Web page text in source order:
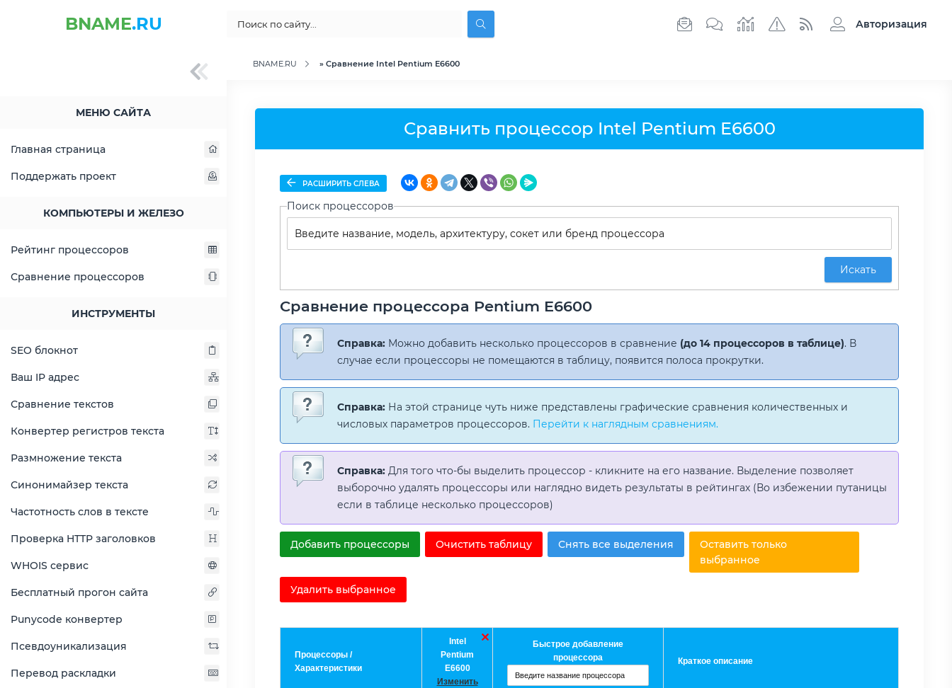
BNAME.RU Авторизация
МЕНЮ САЙТА
Главная страница
Поддержать проект
КОМПЬЮТЕРЫ И ЖЕЛЕЗО
Рейтинг процессоров
Сравнение процессоров
ИНСТРУМЕНТЫ
SEO блокнот
Ваш IP адрес
Сравнение текстов
Конвертер регистров текста
Размножение текста
Синонимайзер текста
Частотность слов в тексте
Проверка HTTP заголовков
WHOIS сервис
Бесплатный прогон сайта
Punycode конвертер
Псевдоуникализация
Перевод раскладки
BNAME.RU » Сравнение Intel Pentium E6600
Сравнить процессор Intel Pentium E6600
РАСШИРИТЬ СЛЕВА
Поиск процессоров
Искать
Сравнение процессора Pentium E6600
Справка: Можно добавить несколько процессоров в сравнение (до 14 процессоров в таблице). В
случае если процессоры не помещаются в таблицу, появится полоса прокрутки.
Справка: На этой странице чуть ниже представлены графические сравнения количественных и
числовых параметров процессоров. Перейти к наглядным сравнениям.
Справка: Для того что-бы выделить процессор - кликните на его название. Выделение позволяет
выборочно удалять процессоры или наглядно видеть результаты в рейтингах (Во избежении путаницы
если в таблице несколько процессоров)
Добавить процессоры Очистить таблицу Снять все выделения
Оставить только
выбранное
Удалить выбранное
Процессоры /
Характеристики
Intel
Pentium
E6600
Изменить
Быстрое добавление
процессора
Краткое описание